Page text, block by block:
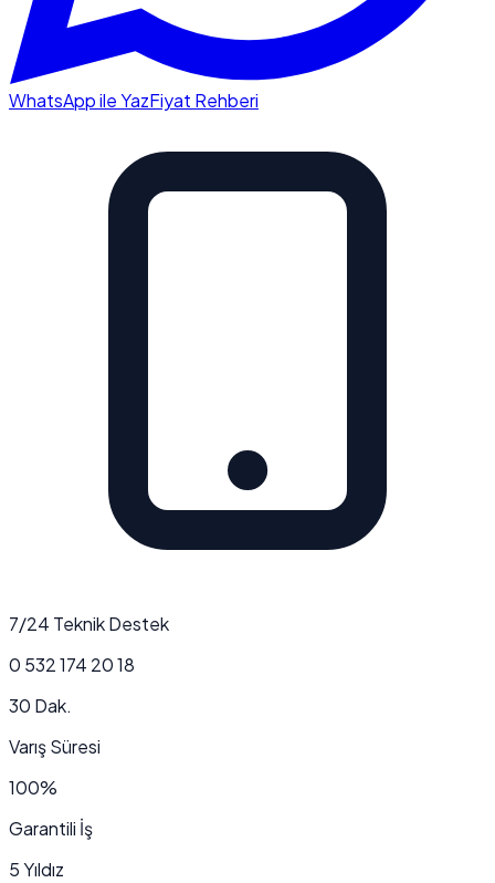
WhatsApp ile YazFiyat Rehberi
7/24 Teknik Destek
0 532 174 20 18
30 Dak.
Varış Süresi
100%
Garantili İş
5 Yıldız